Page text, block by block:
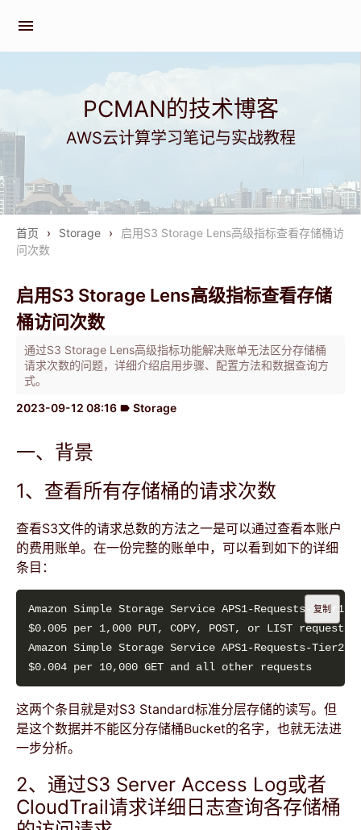
menu
PCMAN的技术博客
AWS云计算学习笔记与实战教程
首页 › Storage ›
启用S3 Storage Lens高级指标查看存储桶访
问次数
启用S3 Storage Lens高级指标查看存储
桶访问次数
通过S3 Storage Lens高级指标功能解决账单无法区分存储桶
请求次数的问题，详细介绍启用步骤、配置方法和数据查询方
式。
2023-09-12 08:16 label Storage
一、背景
1、查看所有存储桶的请求次数
查看S3文件的请求总数的方法之一是可以通过查看本账户
的费用账单。在一份完整的账单中，可以看到如下的详细
条目：
复制
这两个条目就是对S3 Standard标准分层存储的读写。但
是这个数据并不能区分存储桶Bucket的名字，也就无法进
一步分析。
2、通过S3 Server Access Log或者
CloudTrail请求详细日志查询各存储桶